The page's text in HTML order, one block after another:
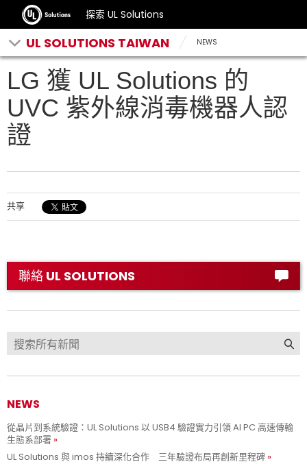
探索 UL Solutions
UL SOLUTIONS TAIWAN NEWS
LG 獲 UL Solutions 的
UVC 紫外線消毒機器人認
證
共享
聯絡 UL SOLUTIONS
NEWS
從晶片到系統驗證：UL Solutions 以 USB4 驗證實力引領 AI PC 高速傳輸
生態系部署
UL Solutions 與 imos 持續深化合作 三年驗證布局再創新里程碑